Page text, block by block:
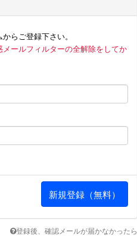
らご登録下さい。
ールフィルターの全解除をしてか
登録後、確認メールが届かなかったら